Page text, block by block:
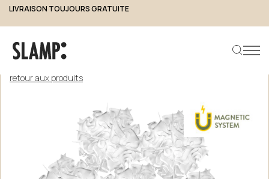
LIVRAISON TOUJOURS GRATUITE
Rechercher un produit
retour aux produits